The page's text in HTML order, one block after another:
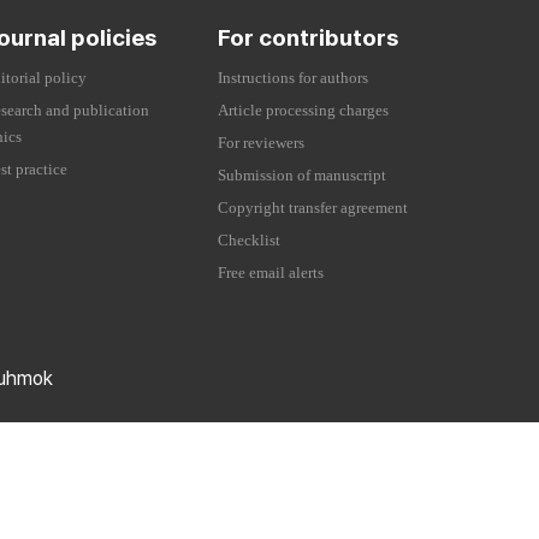
policies
policy
and publication
practice
For contributors
Instructions for authors
Article processing charges
For reviewers
Submission of manuscript
Copyright transfer agreement
Checklist
Free email alerts